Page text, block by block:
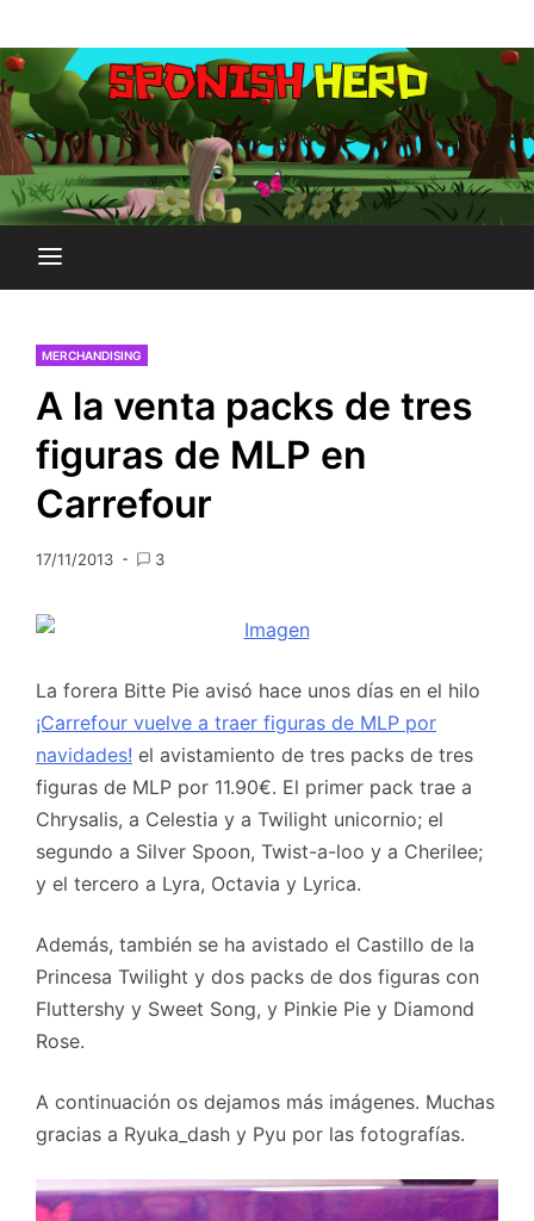
al
contenido
SPONISH HERD
MERCHANDISING
A la venta packs de tres
figuras de MLP en
Carrefour
17/11/2013 3
La forera Bitte Pie avisó hace unos días en el hilo
¡Carrefour vuelve a traer figuras de MLP por
navidades! el avistamiento de tres packs de tres
figuras de MLP por 11.90€. El primer pack trae a
Chrysalis, a Celestia y a Twilight unicornio; el
segundo a Silver Spoon, Twist-a-loo y a Cherilee;
y el tercero a Lyra, Octavia y Lyrica.
Además, también se ha avistado el Castillo de la
Princesa Twilight y dos packs de dos figuras con
Fluttershy y Sweet Song, y Pinkie Pie y Diamond
Rose.
A continuación os dejamos más imágenes. Muchas
gracias a Ryuka_dash y Pyu por las fotografías.